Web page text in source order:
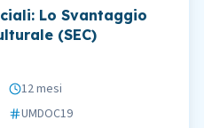
Lo Svantaggio
(SEC)
12 mesi
UMDOC19